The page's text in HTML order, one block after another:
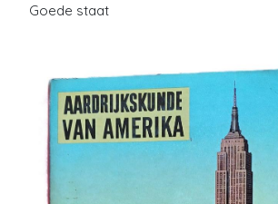
Goede staat